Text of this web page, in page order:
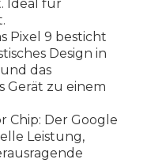
. dea für
.
s Pixe 9 besticht
tisches Design in
und das
s Gerät zu einem
r Chip: Der Goog e
e e Leistung,
rausragende